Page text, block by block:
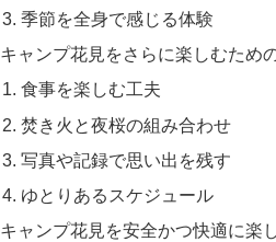
季節を全身で感じる体験
キャンプ花見をさらに楽しむため
食事を楽しむ工夫
焚き火と夜桜の組み合わせ
写真や記録で思い出を残す
ゆとりあるスケジュール
キャンプ花見を安全かつ快適に楽